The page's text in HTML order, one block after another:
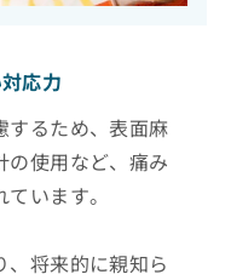
応力
するため、表面麻
の使用など、痛み
います。
将来的に親知ら